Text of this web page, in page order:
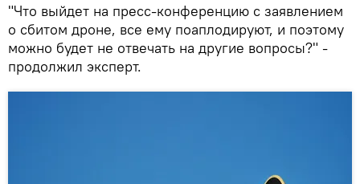
"Что выйдет на пресс-конференцию с заявлением
о сбитом дроне, все ему поаплодируют, и поэтому
можно будет не отвечать на другие вопросы?" -
продолжил эксперт.